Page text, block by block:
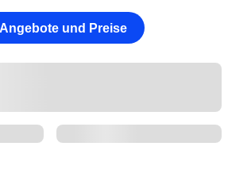
und Preise